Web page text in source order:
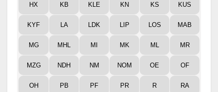
HX KB KLE KN KS KUS
KYF LA LDK LIP LOS MAB
MG MHL MI MK ML MR
MZG NDH NM NOM OE OF
OH PB PF PR R RA